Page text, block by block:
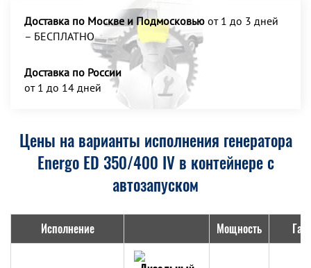
Доставка по Москве и Подмосковью от 1 до 3 дней
– БЕСПЛАТНО
Доставка по России
от 1 до 14 дней
Цены на варианты исполнения генератора
Energo ED 350/400 IV в контейнере с
автозапуском
Исполнение Мощность